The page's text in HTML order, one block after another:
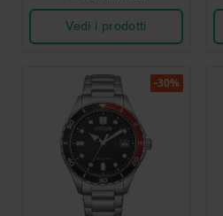
Vedi i prodotti
-30%